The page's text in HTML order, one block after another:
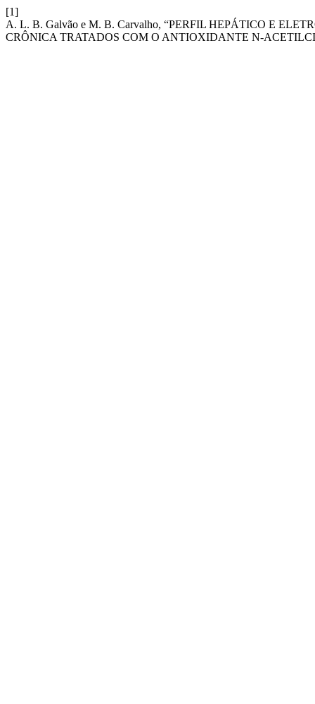
[1]
A. L. B. Galvão e M. B. Carvalho, “PERFIL HEPÁTICO E
CRÔNICA TRATADOS COM O ANTIOXIDANTE N-